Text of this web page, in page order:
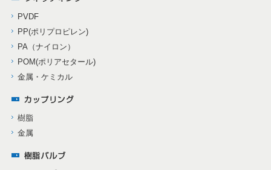
PVDF
PP(ポリプロピレン)
PA（ナイロン）
POM(ポリアセタール)
金属・ケミカル
樹脂
金属